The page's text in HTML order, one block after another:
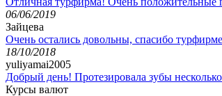
06/06/2019
Зайцева
Очень остались довольны, спасибо
18/10/2018
yuliyamai2005
Добрый день! Протезировала зубы
Курсы валют